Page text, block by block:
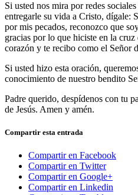
Si usted nos mira por redes
entregarle su vida a Cristo, dígale:
por mis pecados, reconozco que
gracias por lo que hiciste en la
corazón y te recibo como el Señor
Si usted hizo esta oración,
conocimiento de nuestro bendito
Padre querido, despídenos con tu
de Jesús. Amen y amén.
Compartir esta entrada
Compartir en Facebook
Compartir en Twitter
Compartir en Google+
Compartir en Linkedin